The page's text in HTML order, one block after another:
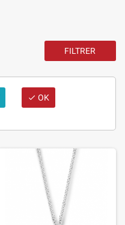
FILTRER
 OK